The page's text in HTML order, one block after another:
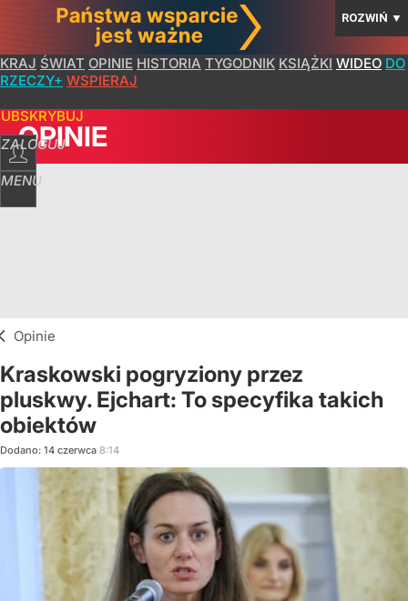
ROZWIŃ ▼
KRAJ ŚWIAT OPINIE HISTORIA TYGODNIK KSIĄŻKI WIDEO DO
RZECZY+ WSPIERAJ
ZALOGUJ
MENU
OPINIE
Opinie
Kraskowski pogryziony przez
pluskwy. Ejchart: To specyfika takich
obiektów
Dodano: 14 czerwca 8:14